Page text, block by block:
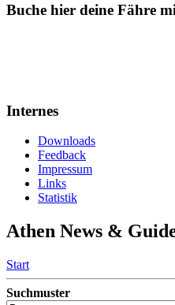
Buche hier deine Fähre
Internes
Downloads
Feedback
Impressum
Links
Statistik
Athen News &
Start
Suchmuster